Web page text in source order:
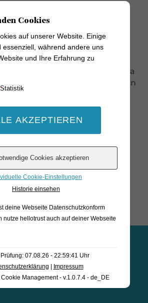
gemahlene Mischung
Hälfte aus Arabica und Robusta
runde Geschmack kommt in
deutlich heraus.
gemahlene Kaffeebohnen
Cookies
auf unserer Website. Einige
essenziell, während andere uns
und Ihre Erfahrung zu
Statistik
Cookie-Einstellungen
Historie einsehen
deine Webseite Datenschutzkonform
nutze hellotrust auch auf deiner Webseite
07.08.26 - 22:59:41 Uhr
| Impressum
Management - v.1.0.7.4 - de_DE